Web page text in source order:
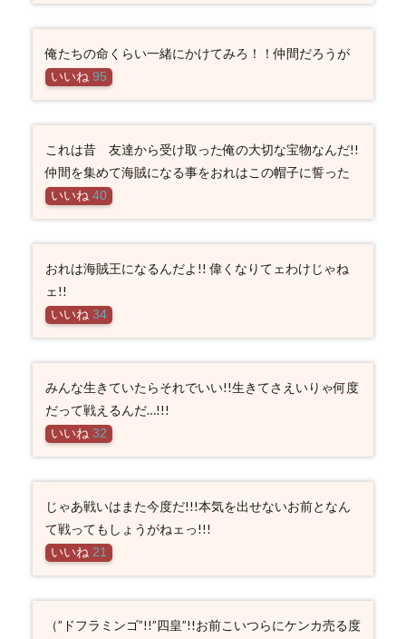
俺たちの命くらい一緒にかけてみろ！！仲間だろうが
いいね 95
これは昔 友達から受け取った俺の大切な宝物なんだ!!
仲間を集めて海賊になる事をおれはこの帽子に誓った
いいね 40
おれは海賊王になるんだよ!! 偉くなりてェわけじゃね
ェ!!
いいね 34
みんな生きていたらそれでいい!!生きてさえいりゃ何度
だって戦えるんだ…!!!
いいね 32
じゃあ戦いはまた今度だ!!!本気を出せないお前となん
て戦ってもしょうがねェっ!!!
いいね 21
（”ドフラミンゴ”!!”四皇”!!お前こいつらにケンカ売る度